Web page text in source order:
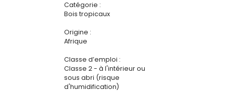
Catégorie :
Bois tropicaux
Origine :
Afrique
Classe d’emploi :
Classe 2 - à l'intérieur ou
sous abri (risque
d'humidification)